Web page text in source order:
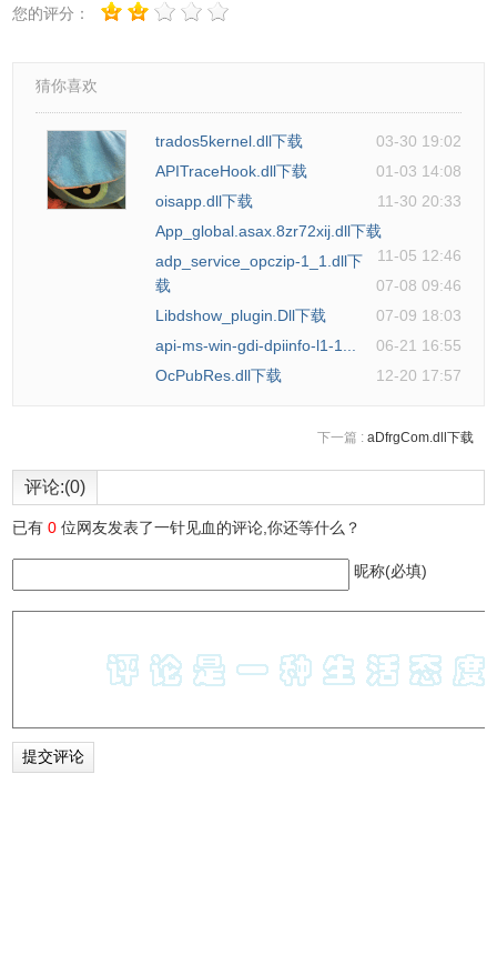
您的评分：
猜你喜欢
trados5kernel.dll下载
03-30 19:02
APITraceHook.dll下载
01-03 14:08
oisapp.dll下载
11-30 20:33
App_global.asax.8zr72xij.dll下载
11-05 12:46
adp_service_opczip-1_1.dll下
载
07-08 09:46
Libdshow_plugin.Dll下载
07-09 18:03
api-ms-win-gdi-dpiinfo-l1-1...
06-21 16:55
OcPubRes.dll下载
12-20 17:57
下一篇 : aDfrgCom.dll下载
评论:(0)
已有0 位网友发表了一针见血的评论,你还等什么？
昵称(必填)